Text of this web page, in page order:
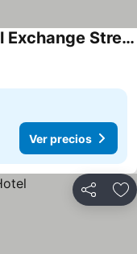
Travelodge Liverpool Central Exchange Street
Ver precios
Compartir